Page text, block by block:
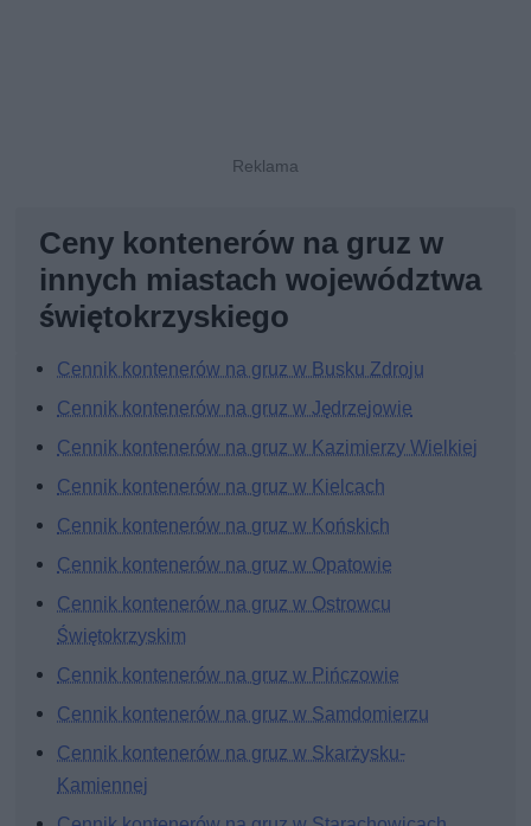
Ceny kontenerów na gruz w
innych miastach województwa
świętokrzyskiego
Cennik kontenerów na gruz w Busku Zdroju
Cennik kontenerów na gruz w Jędrzejowie
Cennik kontenerów na gruz w Kazimierzy Wielkiej
Cennik kontenerów na gruz w Kielcach
Cennik kontenerów na gruz w Końskich
Cennik kontenerów na gruz w Opatowie
Cennik kontenerów na gruz w Ostrowcu
Świętokrzyskim
Cennik kontenerów na gruz w Pińczowie
Cennik kontenerów na gruz w Samdomierzu
Cennik kontenerów na gruz w Skarżysku-
Kamiennej